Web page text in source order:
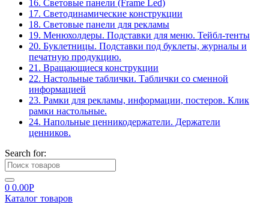
16. Световые панели (Frame Led)
17. Светодинамические конструкции
18. Световые панели для рекламы
19. Менюхолдеры. Подставки для меню. Тейбл-тенты
20. Буклетницы. Подставки под буклеты, журналы и
печатную продукцию.
21. Вращающиеся конструкции
22. Настольные таблички. Таблички со сменной
информацией
23. Рамки для рекламы, информации, постеров. Клик
рамки настольные.
24. Напольные ценникодержатели. Держатели
ценников.
Search for:
0 0.00Р
Каталог товаров